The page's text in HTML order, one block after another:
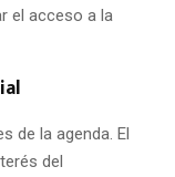
el acceso a la
de la agenda. El
del